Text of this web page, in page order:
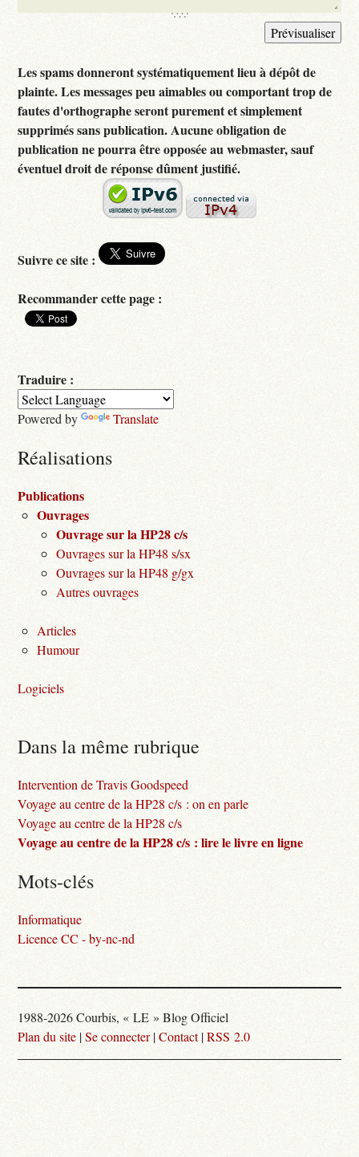
Les spams donneront systématiquement lieu à dépôt de
plainte. Les messages peu aimables ou comportant trop de
fautes d'orthographe seront purement et simplement
supprimés sans publication. Aucune obligation de
publication ne pourra être opposée au webmaster, sauf
éventuel droit de réponse dûment justifié.
Suivre ce site :
Recommander cette page :
Traduire :
Powered by Translate
Réalisations
Publications
Ouvrages
Ouvrage sur la HP28 c/s
Ouvrages sur la HP48 s/sx
Ouvrages sur la HP48 g/gx
Autres ouvrages
Articles
Humour
Logiciels
Dans la même rubrique
Intervention de Travis Goodspeed
Voyage au centre de la HP28 c/s : on en parle
Voyage au centre de la HP28 c/s
Voyage au centre de la HP28 c/s : lire le livre en ligne
Mots-clés
Informatique
Licence CC - by-nc-nd
1988-2026 Courbis, « LE » Blog Officiel
Plan du site |Se connecter|Contact|RSS 2.0